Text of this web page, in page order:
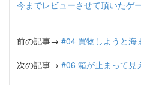
今までレビューさせて頂いたゲ
前の記事→ #04 買物しようと海
次の記事→ #06 箱が止まって見